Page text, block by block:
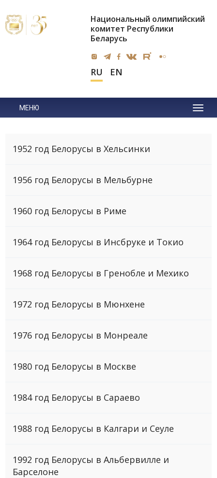
Национальный олимпийский
комитет Республики
Беларусь
RU EN
МЕНЮ
1952 год Белорусы в Хельсинки
1956 год Белорусы в Мельбурне
1960 год Белорусы в Риме
1964 год Белорусы в Инсбруке и Токио
1968 год Белорусы в Гренобле и Мехико
1972 год Белорусы в Мюнхене
1976 год Белорусы в Монреале
1980 год Белорусы в Москве
1984 год Белорусы в Сараево
1988 год Белорусы в Калгари и Сеуле
1992 год Белорусы в Альбервилле и
Барселоне